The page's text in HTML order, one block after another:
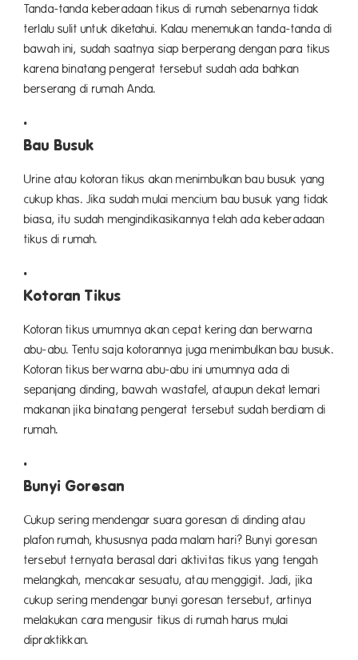
Tanda-tanda keberadaan tikus di rumah sebenarnya tidak
terlalu sulit untuk diketahui. Kalau menemukan tanda-tanda di
bawah ini, sudah saatnya siap berperang dengan para tikus
karena binatang pengerat tersebut sudah ada bahkan
berserang di rumah Anda.
Bau Busuk
Urine atau kotoran tikus akan menimbulkan bau busuk yang
cukup khas. Jika sudah mulai mencium bau busuk yang tidak
biasa, itu sudah mengindikasikannya telah ada keberadaan
tikus di rumah.
Kotoran Tikus
Kotoran tikus umumnya akan cepat kering dan berwarna
abu-abu. Tentu saja kotorannya juga menimbulkan bau busuk.
Kotoran tikus berwarna abu-abu ini umumnya ada di
sepanjang dinding, bawah wastafel, ataupun dekat lemari
makanan jika binatang pengerat tersebut sudah berdiam di
rumah.
Bunyi Goresan
Cukup sering mendengar suara goresan di dinding atau
plafon rumah, khususnya pada malam hari? Bunyi goresan
tersebut ternyata berasal dari aktivitas tikus yang tengah
melangkah, mencakar sesuatu, atau menggigit. Jadi, jika
cukup sering mendengar bunyi goresan tersebut, artinya
melakukan cara mengusir tikus di rumah harus mulai
dipraktikkan.